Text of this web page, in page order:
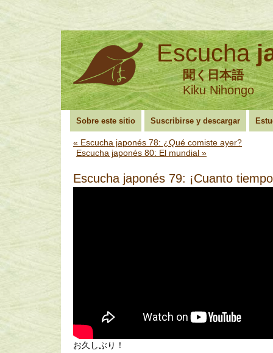
Escucha
聞く日本語
Kiku Nihongo
Sobre este sitio Suscribirse y descargar
« Escucha japonés 78: ¿Qué comiste ayer?
Escucha japonés 80: El mundial »
Escucha japonés 79: ¡Cuanto
お久しぶり！